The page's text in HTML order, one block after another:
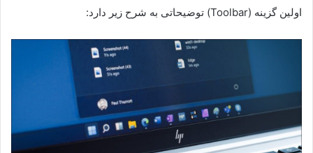
اولین گزینه (Toolbar) توضیحاتی به شرح زیر دارد: